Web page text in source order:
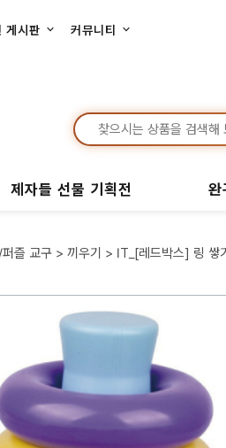
게시판 커뮤니티
제자들 선물 기획전
즐 교구 > 끼우기 > IT_[레드박스] 링